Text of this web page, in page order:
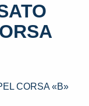
CORSA «B»